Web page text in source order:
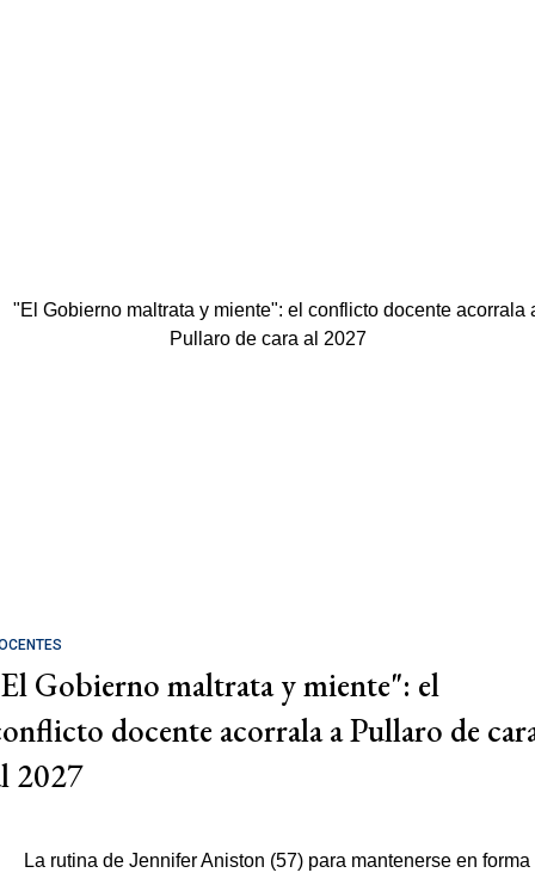
Gobierno maltrata y miente": el
docente acorrala a Pullaro de
2027